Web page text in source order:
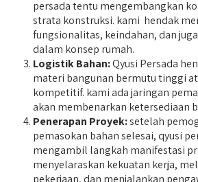
persada tentu mengembangkan
strata konstruksi. kami hendak
fungsionalitas, keindahan, dan
dalam konsep rumah.
Logistik Bahan:Qyusi Persada
materi bangunan bermutu tinggi
kompetitif. kami ada jaringan
akan membenarkan ketersediaan
Penerapan Proyek:setelah
pemasokan bahan selesai, qyusi
mengambil langkah manifestasi
menyelaraskan kekuatan kerja,
pekerjaan, dan menjalankan